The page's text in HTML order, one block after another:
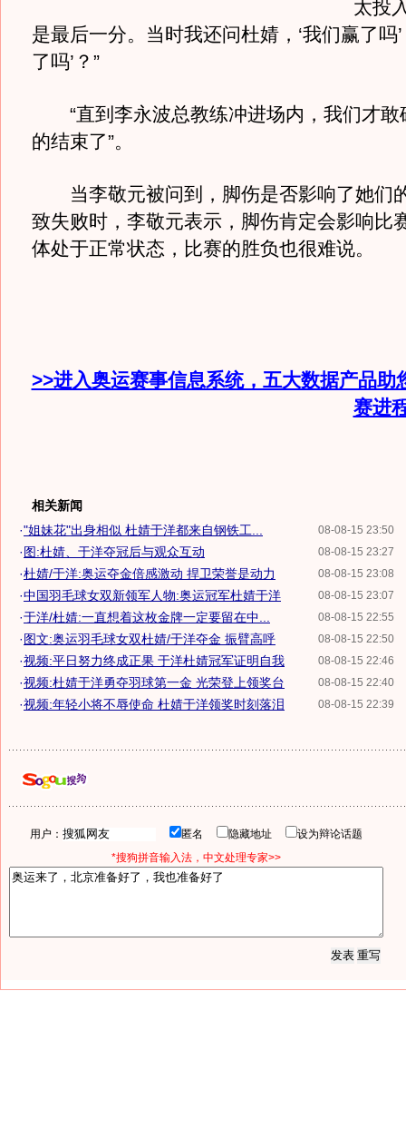
太投
是最后一分。当时我还问杜婧，‘我们赢了吗
了吗’？”
“直到李永波总教练冲进场内，我们才敢
的结束了”。
当李敬元被问到，脚伤是否影响了她们
致失败时，李敬元表示，脚伤肯定会影响比
体处于正常状态，比赛的胜负也很难说。
>>进入奥运赛事信息系统，五大数据产品助
赛进
相关新闻
08-08-15 23:50
·"姐妹花"出身相似 杜婧于洋都来自钢铁工...
08-08-15 23:27
·图:杜婧、于洋夺冠后与观众互动
08-08-15 23:08
·杜婧/于洋:奥运夺金倍感激动 捍卫荣誉是动力
08-08-15 23:07
·中国羽毛球女双新领军人物:奥运冠军杜婧于洋
08-08-15 22:55
·于洋/杜婧:一直想着这枚金牌一定要留在中...
08-08-15 22:50
·图文:奥运羽毛球女双杜婧/于洋夺金 振臂高呼
08-08-15 22:46
·视频:平日努力终成正果 于洋杜婧冠军证明自我
08-08-15 22:40
·视频:杜婧于洋勇夺羽球第一金 光荣登上领奖台
08-08-15 22:39
·视频:年轻小将不辱使命 杜婧于洋领奖时刻落泪
用户： 匿名 隐藏地址
设为辩论话题
*搜狗拼音输入法，中文处理专家>>